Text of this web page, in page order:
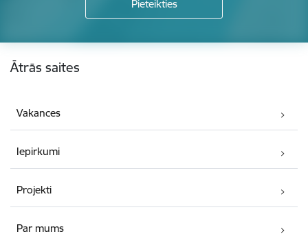
Ātrās saites
Vakances
Iepirkumi
Projekti
Par mums